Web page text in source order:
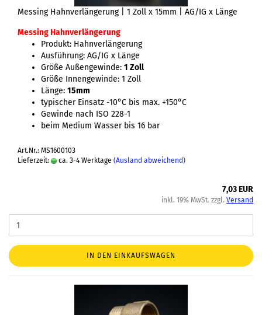
Messing Hahnverlängerung | 1 Zoll x 15mm | AG/IG x Länge
Messing Hahnverlängerung
Produkt: Hahnverlängerung
Ausführung: AG/IG x Länge
Größe Außengewinde: 1 Zoll
Größe Innengewinde: 1 Zoll
Länge: 15mm
typischer Einsatz -10°C bis max. +150°C
Gewinde nach ISO 228-1
beim Medium Wasser bis 16 bar
Art.Nr.: MS1600103
Lieferzeit:
ca. 3-4 Werktage (Ausland abweichend)
7,03 EUR
inkl. 19% MwSt. zzgl. Versand
IN DEN EINKAUFSWAGEN